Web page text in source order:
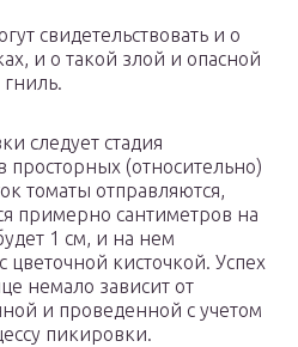
свидетельствовать и о
и о такой злой и опасной
следует стадия
(относительно)
томаты отправляются,
примерно сантиметров на
1 см, и на нем
цветочной кисточкой. Успех
немало зависит от
и проведенной с учетом
пикировки.